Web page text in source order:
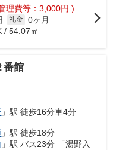
理費等：3,000円 )
礼金 0ヶ月
/ 54.07㎡
館
」駅 徒歩16分車4分
」駅 徒歩18分
」駅 バス23分 「湯野入